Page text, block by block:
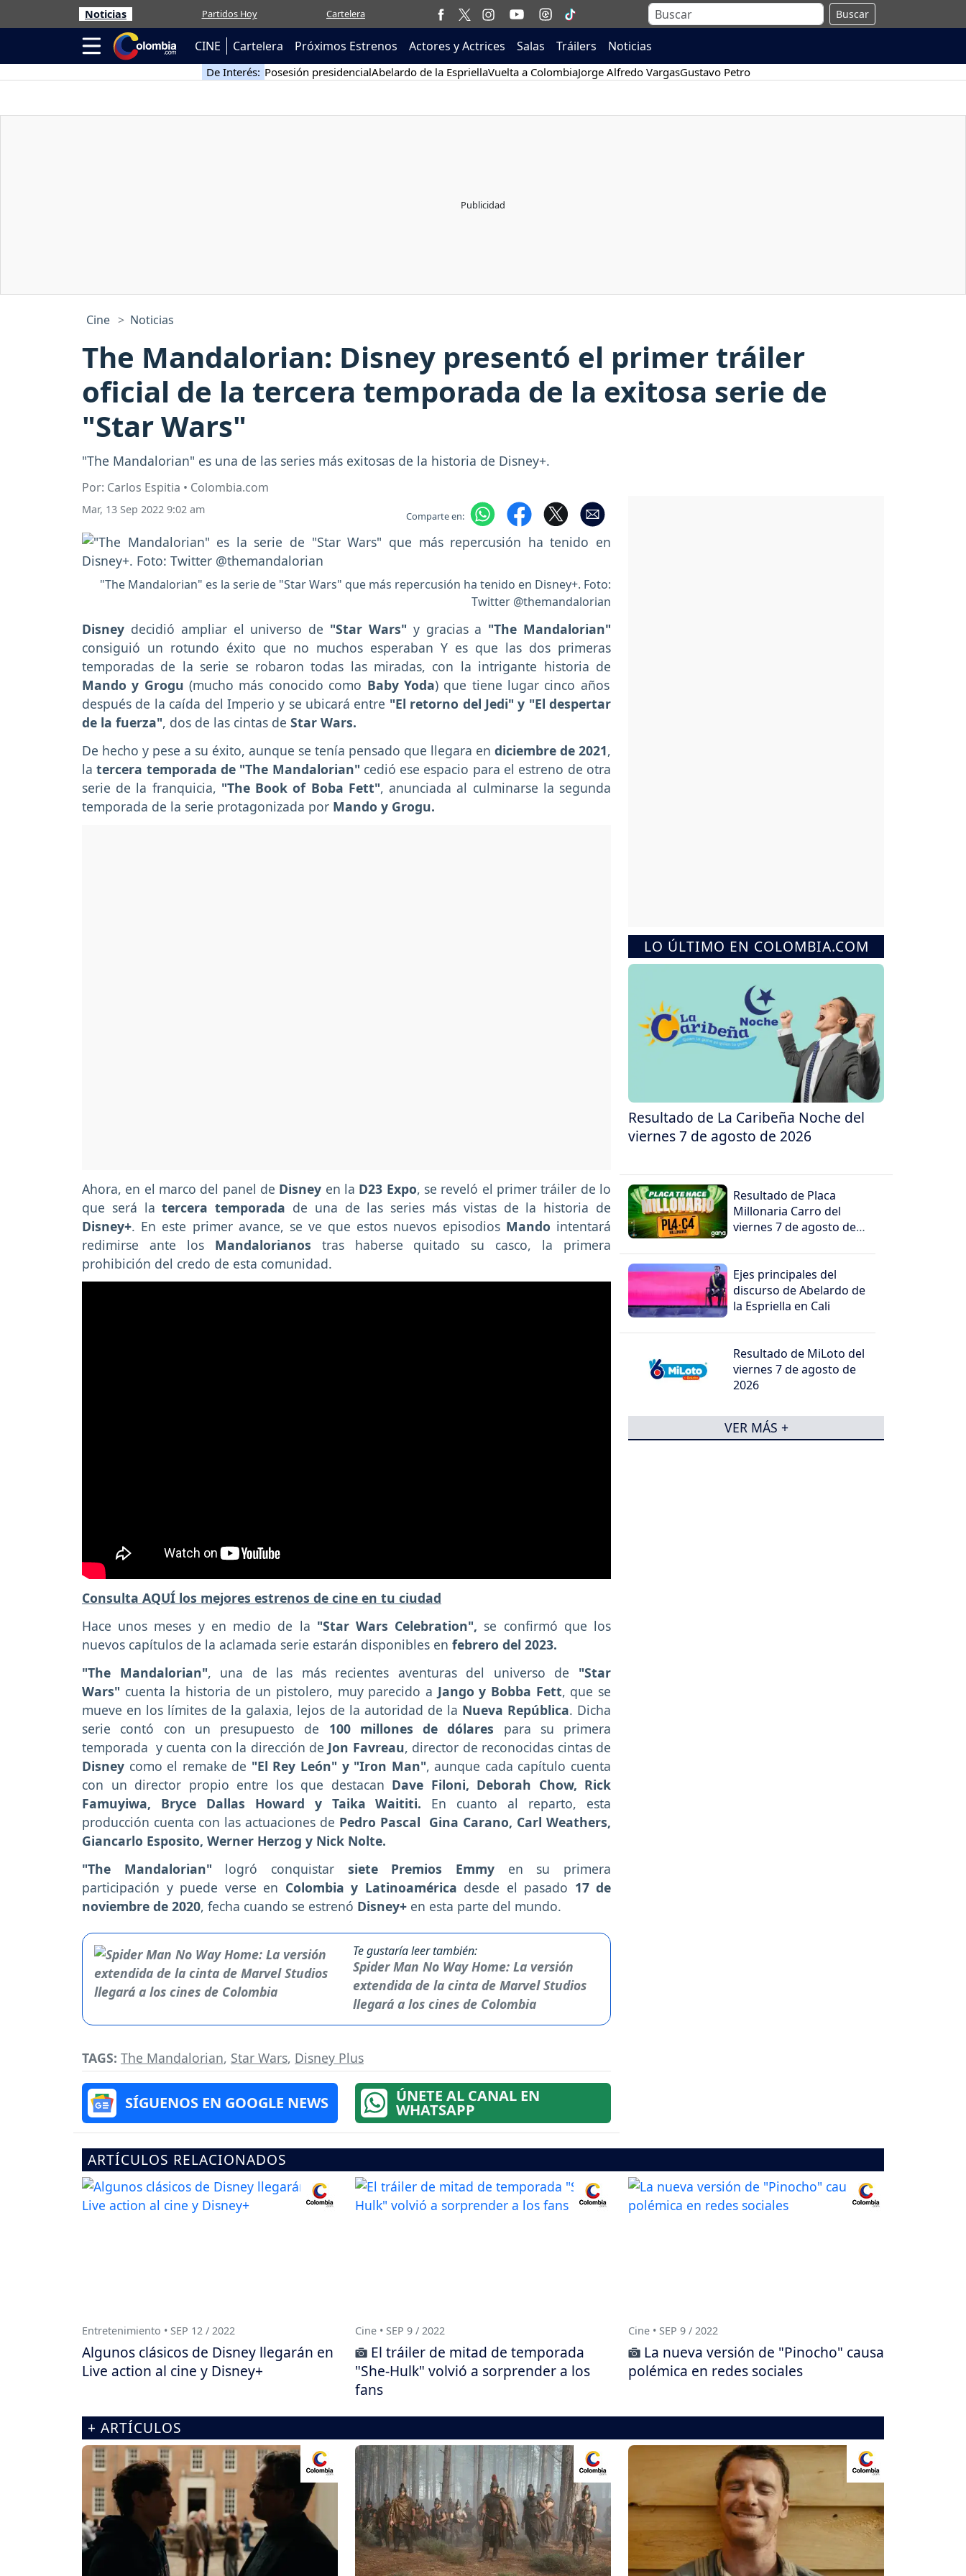
Noticias Partidos Hoy Cartelera Buscar
CINE Cartelera Próximos Estrenos Actores y Actrices Salas Tráilers Noticias
De Interés: Posesión presidencialAbelardo de la EspriellaVuelta a ColombiaJorge Alfredo VargasGustavo Petro
Cine Noticias
The Mandalorian: Disney presentó el primer tráiler
oficial de la tercera temporada de la exitosa serie de
"Star Wars"
"The Mandalorian" es una de las series más exitosas de la historia de Disney+.
Por: Carlos Espitia • Colombia.com
Mar, 13 Sep 2022 9:02 am Comparte en:
"The Mandalorian" es la serie de "Star Wars" que más repercusión ha tenido en Disney+. Foto:
Twitter @themandalorian
Disney decidió ampliar el universo de "Star Wars" y gracias a "The Mandalorian"
consiguió un rotundo éxito que no muchos esperaban Y es que las dos primeras
temporadas de la serie se robaron todas las miradas, con la intrigante historia de
Mando y Grogu (mucho más conocido como Baby Yoda) que tiene lugar cinco años
después de la caída del Imperio y se ubicará entre "El retorno del Jedi" y "El despertar
de la fuerza", dos de las cintas de Star Wars.
De hecho y pese a su éxito, aunque se tenía pensado que llegara en diciembre de 2021,
latercera temporada de "The Mandalorian" cedió ese espacio para el estreno de otra
serie de la franquicia, "The Book of Boba Fett", anunciada al culminarse la segunda
temporada de la serie protagonizada por Mando y Grogu.
Ahora, en el marco del panel de Disney en la D23 Expo, se reveló el primer tráiler de lo
que será latercera temporada de una de las series más vistas de la historia de
Disney+. En este primer avance, se ve que estos nuevos episodiosMando intentará
redimirse ante losMandalorianos tras haberse quitado su casco, la primera
prohibición del credo de esta comunidad.
Consulta AQUÍ los mejores estrenos de cine en tu ciudad
Hace unos meses y en medio de la "Star Wars Celebration", se confirmó que los
nuevos capítulos de la aclamada serie estarán disponibles en febrero del 2023.
"The Mandalorian", una de las más recientes aventuras del universo de "Star
Wars" cuenta la historia de un pistolero, muy parecido a Jango y Bobba Fett, que se
mueve en los límites de la galaxia, lejos de la autoridad de la Nueva República. Dicha
serie contó con un presupuesto de 100 millones de dólares para su primera
temporada y cuenta con la dirección de Jon Favreau, director de reconocidas cintas de
Disney como el remake de "El Rey León" y "Iron Man", aunque cada capítulo cuenta
con un director propio entre los que destacan Dave Filoni, Deborah Chow, Rick
Famuyiwa, Bryce Dallas Howard y Taika Waititi. En cuanto al reparto, esta
producción cuenta con las actuaciones de Pedro Pascal Gina Carano, Carl Weathers,
Giancarlo Esposito, Werner Herzog y Nick Nolte.
"The Mandalorian" logró conquistar siete Premios Emmy en su primera
participación y puede verse en Colombia y Latinoamérica desde el pasado 17 de
noviembre de 2020, fecha cuando se estrenó Disney+ en esta parte del mundo.
Te gustaría leer también:
Spider Man No Way Home: La versión
extendida de la cinta de Marvel Studios
llegará a los cines de Colombia
TAGS: The Mandalorian, Star Wars, Disney Plus
SÍGUENOS EN GOOGLE NEWS ÚNETE AL CANAL EN
WHATSAPP
LO ÚLTIMO EN COLOMBIA.COM
Resultado de La Caribeña Noche del
viernes 7 de agosto de 2026
Resultado de Placa
Millonaria Carro del
viernes 7 de agosto de
Ejes principales del
discurso de Abelardo de
la Espriella en Cali
Resultado de MiLoto del
viernes 7 de agosto de
2026
VER MÁS +
ARTÍCULOS RELACIONADOS
Entretenimiento • SEP 12 / 2022
Algunos clásicos de Disney llegarán en
Live action al cine y Disney+
Cine • SEP 9 / 2022
El tráiler de mitad de temporada
"She-Hulk" volvió a sorprender a los
fans
Cine • SEP 9 / 2022
La nueva versión de "Pinocho" causa
polémica en redes sociales
+ ARTÍCULOS